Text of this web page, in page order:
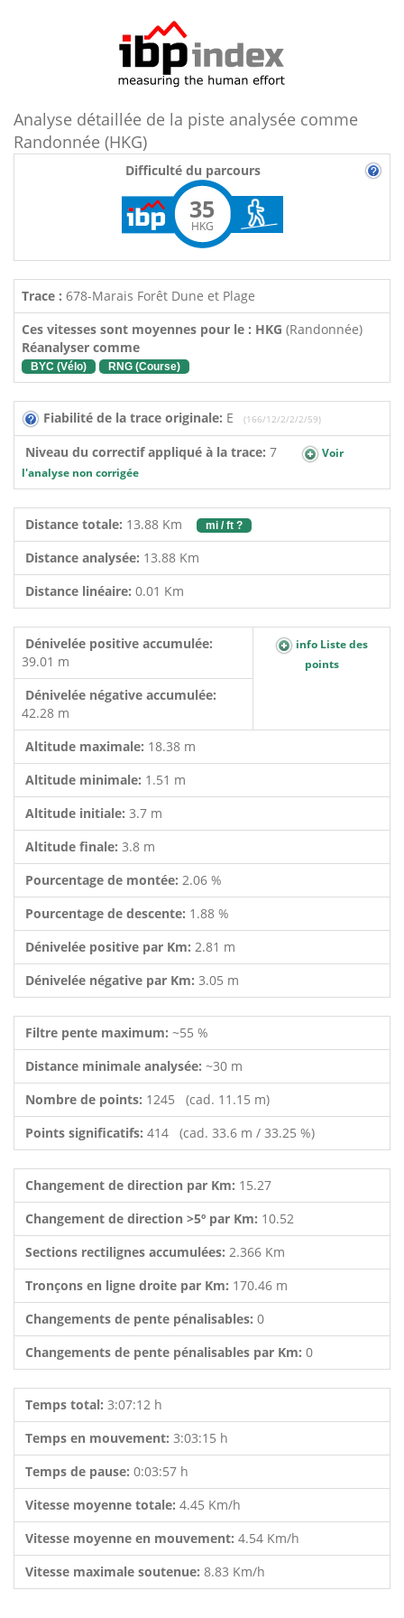
Analyse détaillée de la piste analysée comme
Randonnée (HKG)
Difficulté du parcours
35
HKG
Trace : 678-Marais Forêt Dune et Plage
Ces vitesses sont moyennes pour le : HKG (Randonnée)
Réanalyser comme
BYC (Vélo) RNG (Course)
Fiabilité de la trace originale: E (166/12/2/2/2/59)
Niveau du correctif appliqué à la trace: 7
Voir
l'analyse non corrigée
Distance totale: 13.88 Km mi / ft ?
Distance analysée: 13.88 Km
Distance linéaire: 0.01 Km
Dénivelée positive accumulée:
39.01 m
info Liste des
points
Dénivelée négative accumulée:
42.28 m
Altitude maximale: 18.38 m
Altitude minimale: 1.51 m
Altitude initiale: 3.7 m
Altitude finale: 3.8 m
Pourcentage de montée: 2.06 %
Pourcentage de descente: 1.88 %
Dénivelée positive par Km: 2.81 m
Dénivelée négative par Km: 3.05 m
Filtre pente maximum: ~55 %
Distance minimale analysée: ~30 m
Nombre de points: 1245 (cad. 11.15 m)
Points significatifs: 414 (cad. 33.6 m / 33.25 %)
Changement de direction par Km: 15.27
Changement de direction >5º par Km: 10.52
Sections rectilignes accumulées: 2.366 Km
Tronçons en ligne droite par Km: 170.46 m
Changements de pente pénalisables: 0
Changements de pente pénalisables par Km: 0
Temps total: 3:07:12 h
Temps en mouvement: 3:03:15 h
Temps de pause: 0:03:57 h
Vitesse moyenne totale: 4.45 Km/h
Vitesse moyenne en mouvement: 4.54 Km/h
Vitesse maximale soutenue: 8.83 Km/h